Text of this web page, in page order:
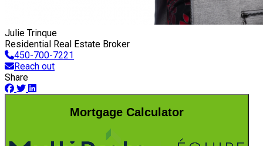
Julie Trinque
Residential Real Estate Broker
450-700-7221
Reach out
Share
Mortgage Calculator